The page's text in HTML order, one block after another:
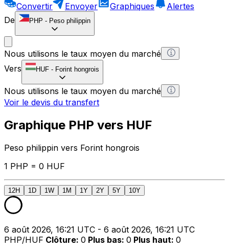
Convertir Envoyer Graphiques
Alertes
De
PHP - Peso philippin
Nous utilisons le taux moyen du marché
Vers
HUF - Forint hongrois
Nous utilisons le taux moyen du marché
Voir le devis du transfert
Graphique PHP vers HUF
Peso philippin vers Forint hongrois
1 PHP = 0 HUF
12H 1D 1W 1M 1Y 2Y 5Y 10Y
6 août 2026, 16:21 UTC - 6 août 2026, 16:21 UTC
PHP/HUF Clôture: 0 Plus bas: 0 Plus haut: 0